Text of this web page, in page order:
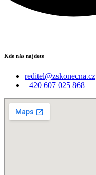
Kde nás najdete
reditel@zskonecna.cz
+420 607 025 868